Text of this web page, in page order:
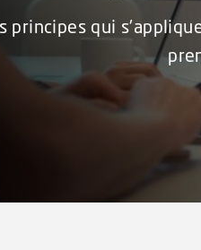
principes qui